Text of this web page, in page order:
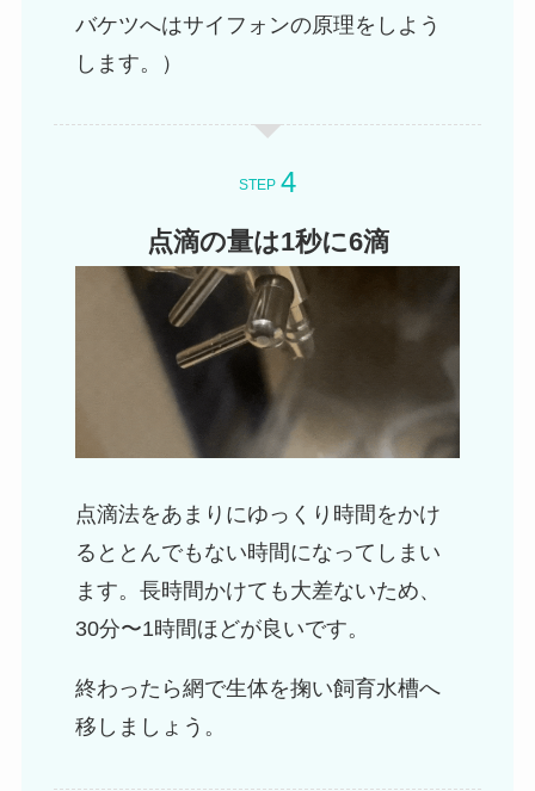
バケツへはサイフォンの原理をしよう
します。）
STEP
点滴の量は1秒に6滴
点滴法をあまりにゆっくり時間をかけ
るととんでもない時間になってしまい
ます。長時間かけても大差ないため、
30分〜1時間ほどが良いです。
終わったら網で生体を掬い飼育水槽へ
移しましょう。